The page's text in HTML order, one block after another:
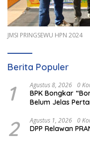
JMSI PRINGSEWU HPN 2024
Berita Populer
1 Agustus 8, 2026 0
BPK Bongkar
Belum Jelas
2 Agustus 1, 2026 0
DPP Relawan